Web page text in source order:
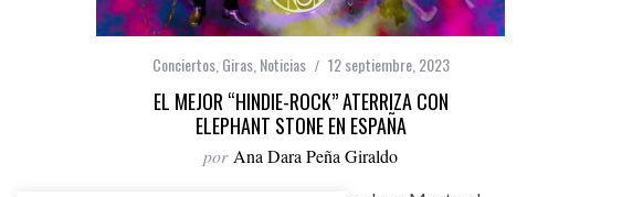
Conciertos, Giras, Noticias 12 septiembre, 2023
EL MEJOR “HINDIE-ROCK” ATERRIZA CON
ELEPHANT STONE EN ESPAÑA
por Ana Dara Peña Giraldo